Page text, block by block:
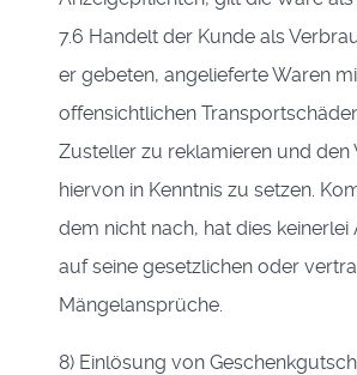
7.6 Handelt der Kunde als
er gebeten, angelieferte Waren
offensichtlichen
Zusteller zu reklamieren und den
hiervon in Kenntnis zu setzen.
dem nicht nach, hat dies
auf seine gesetzlichen oder
Mängelansprüche.
8) Einlösung von